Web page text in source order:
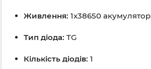
Живлення: 1x38650 акумулятор
Тип діода: TG
Кількість діодів: 1